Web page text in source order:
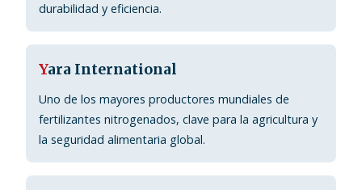
durabilidad y eficiencia.
Yara International
Uno de los mayores productores mundiales de
fertilizantes nitrogenados, clave para la agricultura y
la seguridad alimentaria global.